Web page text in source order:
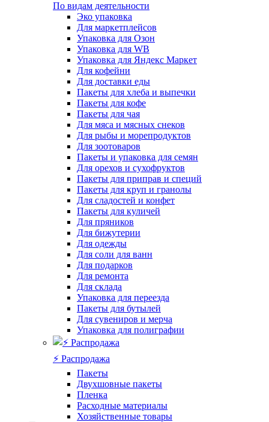
По видам деятельности
Эко упаковка
Для маркетплейсов
Упаковка для Озон
Упаковка для WB
Упаковка для Яндекс Маркет
Для кофейни
Для доставки еды
Пакеты для хлеба и выпечки
Пакеты для кофе
Пакеты для чая
Для мяса и мясных снеков
Для рыбы и морепродуктов
Для зоотоваров
Пакеты и упаковка для семян
Для орехов и сухофруктов
Пакеты для приправ и специй
Пакеты для круп и гранолы
Для сладостей и конфет
Пакеты для куличей
Для пряников
Для бижутерии
Для одежды
Для соли для ванн
Для подарков
Для ремонта
Для склада
Упаковка для переезда
Пакеты для бутылей
Для сувениров и мерча
Упаковка для полиграфии
⚡️ Распродажа
Пакеты
Двухшовные пакеты
Пленка
Расходные материалы
Хозяйственные товары